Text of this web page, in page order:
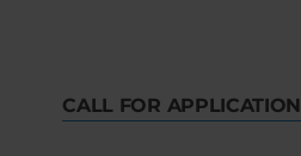
CALL FOR APPLICATION